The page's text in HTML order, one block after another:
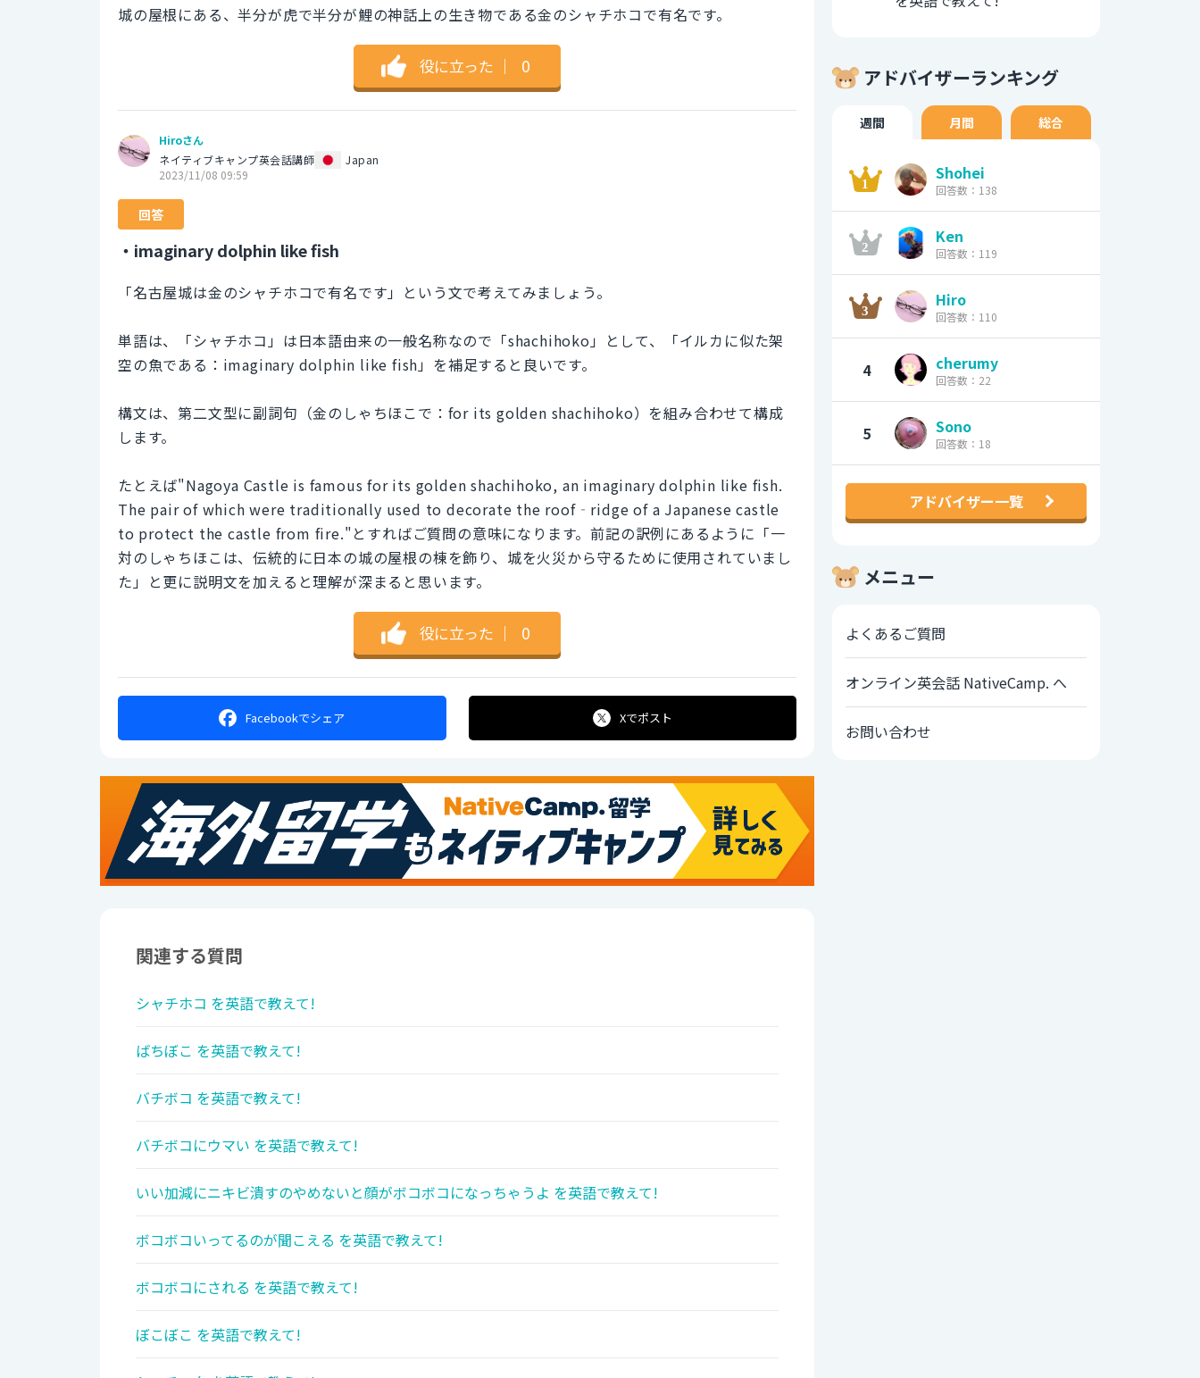
城の屋根にある、半分が虎で半分が鯉の神話上の生き物である金のシャチホコで有名です。
役に立った ｜ 0
Hiroさん
ネイティブキャンプ英会話講師
Japan
2023/11/08 09:59
回答
・imaginary dolphin like fish
「名古屋城は金のシャチホコで有名です」という文で考えてみましょう。
単語は、「シャチホコ」は日本語由来の一般名称なので「shachihoko」として、「イルカに似た架
空の魚である：imaginary dolphin like fish」を補足すると良いです。
構文は、第二文型に副詞句（金のしゃちほこで：for its golden shachihoko）を組み合わせて構成
します。
たとえば"Nagoya Castle is famous for its golden shachihoko, an imaginary dolphin like fish.
The pair of which were traditionally used to decorate the roof‐ridge of a Japanese castle
to protect the castle from fire."とすればご質問の意味になります。前記の訳例にあるように「一
対のしゃちほこは、伝統的に日本の城の屋根の棟を飾り、城を火災から守るために使用されていまし
た」と更に説明文を加えると理解が深まると思います。
役に立った ｜ 0
Facebookでシェア Xでポスト
関連する質問
シャチホコ を英語で教えて!
ばちぼこ を英語で教えて!
バチボコ を英語で教えて!
バチボコにウマい を英語で教えて!
いい加減にニキビ潰すのやめないと顔がボコボコになっちゃうよ を英語で教えて!
ボコボコいってるのが聞こえる を英語で教えて!
ボコボコにされる を英語で教えて!
ぼこぼこ を英語で教えて!
アドバイザーランキング
週間 月間 総合
Shohei
回答数：138
Ken
回答数：119
Hiro
回答数：110
4 cherumy
回答数：22
5 Sono
回答数：18
アドバイザー一覧
メニュー
よくあるご質問
オンライン英会話 NativeCamp. へ
お問い合わせ